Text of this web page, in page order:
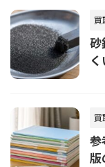
買
砂
買
参
版